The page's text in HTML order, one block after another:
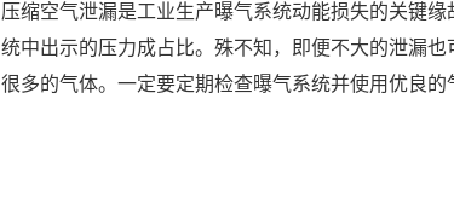
压缩空气泄漏是工业生产曝气系统动能损失的关键
统中出示的压力成占比。殊不知，即便不大的泄漏
很多的气体。一定要定期检查曝气系统并使用优良的